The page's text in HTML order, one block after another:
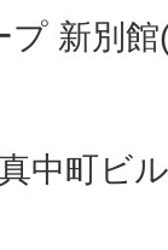
新別
中町ビ